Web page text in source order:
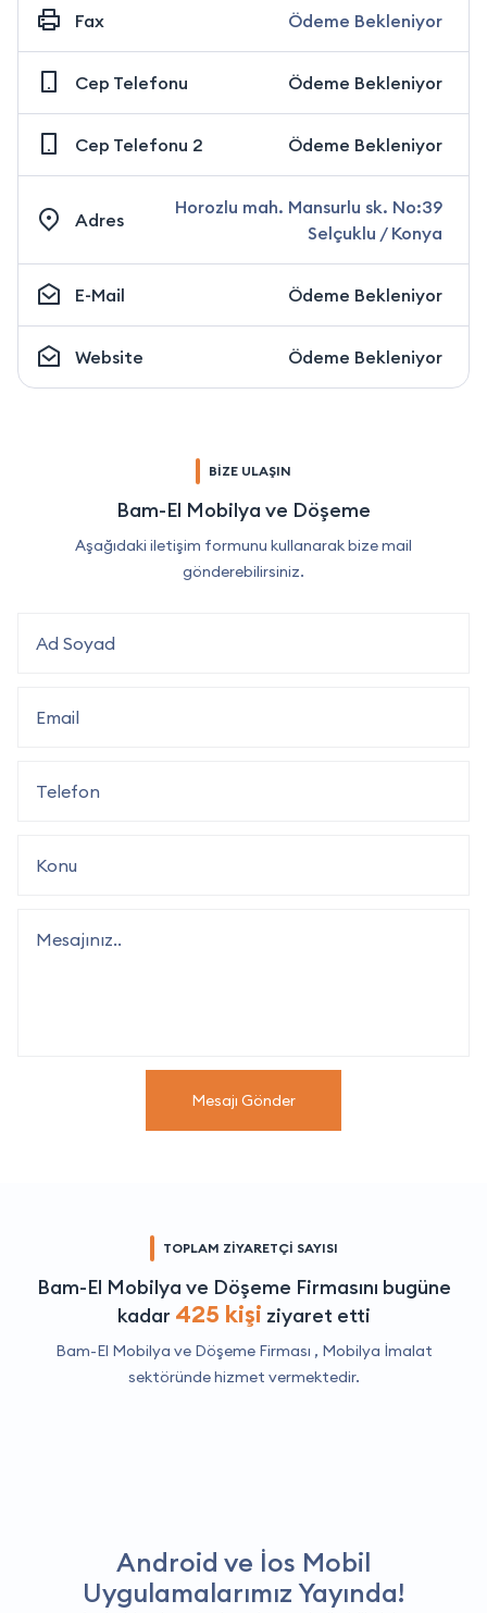
Fax Ödeme Bekleniyor
Cep Telefonu Ödeme Bekleniyor
Cep Telefonu 2 Ödeme Bekleniyor
Adres
Horozlu mah. Mansurlu sk. No:39
Selçuklu / Konya
E-Mail Ödeme Bekleniyor
Website Ödeme Bekleniyor
BİZE ULAŞIN
Bam-El Mobilya ve Döşeme
Aşağıdaki iletişim formunu kullanarak bize mail
gönderebilirsiniz.
Mesajı Gönder
TOPLAM ZİYARETÇİ SAYISI
Bam-El Mobilya ve Döşeme Firmasını bugüne
kadar 425 kişi ziyaret etti
Bam-El Mobilya ve Döşeme Firması , Mobilya İmalat
sektöründe hizmet vermektedir.
Android ve İos Mobil
Uygulamalarımız Yayında!